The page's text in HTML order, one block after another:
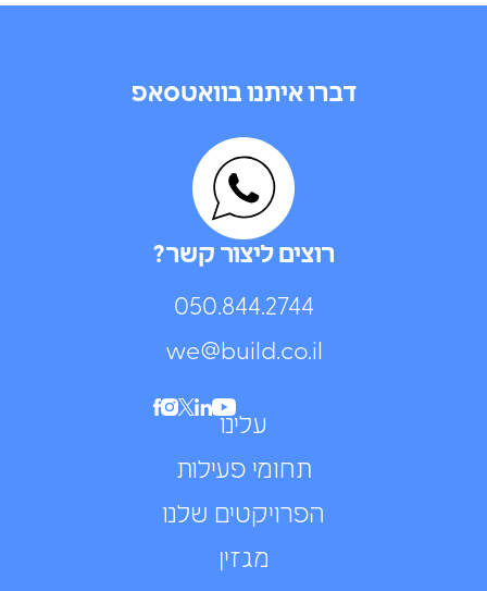
עלינו
תחומי פעילות
הפרויקטים שלנו
מגזין
דברו איתנו בוואטסאפ
רוצים ליצור קשר?
050.844.2744⁩
we@build.co.il